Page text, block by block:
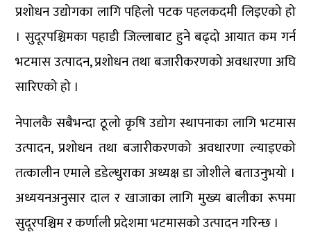
प्रशोधन उद्योगका लागि पहिलो पटक पहलकदमी लिइएको हो
। सुदूरपश्चिमका पहाडी जिल्लाबाट हुने बढ्दो आयात कम गर्न
भटमास उत्पादन, प्रशोधन तथा बजारीकरणको अवधारणा अघि
सारिएको हो ।
नेपालकै सबैभन्दा ठूलो कृषि उद्योग स्थापनाका लागि भटमास
उत्पादन, प्रशोधन तथा बजारीकरणको अवधारणा ल्याइएको
तत्कालीन एमाले डडेल्धुराका अध्यक्ष डा जोशीले बताउनुभयो ।
अध्ययनअनुसार दाल र खाजाका लागि मुख्य बालीका रूपमा
सुदूरपश्चिम र कर्णाली प्रदेशमा भटमासको उत्पादन गरिन्छ ।